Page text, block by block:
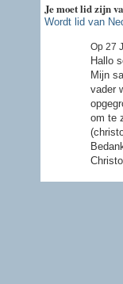
Je moet lid zijn
Wordt lid van
Op 27
Hallo
Mijn
vader
om te